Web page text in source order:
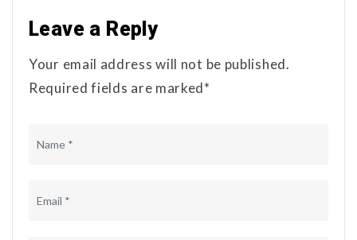
Leave a Reply
Your email address will not be published.
Required fields are marked*